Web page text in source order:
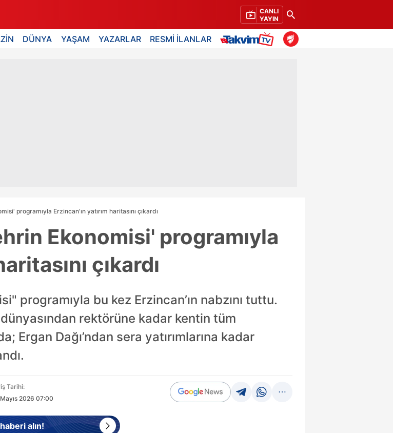
CANLI
YAYIN
DÜNYA YAŞAM YAZARLAR RESMİ İLANLAR
programıyla Erzincan'ın yatırım haritasını çıkardı
Ekonomisi' programıyla
çıkardı
programıyla bu kez Erzincan’ın nabzını tuttu.
rektörüne kadar kentin tüm
Ergan Dağı’ndan sera yatırımlarına kadar
Tarihi:
2026 07:00
alın!